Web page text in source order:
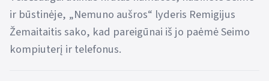
ir būstinėje, „Nemuno aušros“ lyderis Remigijus
Žemaitaitis sako, kad pareigūnai iš jo paėmė Seimo
kompiuterį ir telefonus.